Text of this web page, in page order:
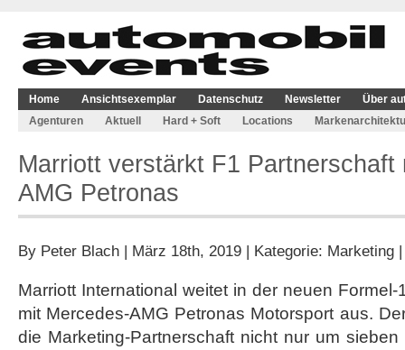
Home Ansichtsexemplar Datenschutz Newsletter
Über
Agenturen
Aktuell Hard + Soft Locations
Marriott verstärkt F1 Partnerschaft
AMG Petronas
By Peter Blach | März 18th, 2019 | Kategorie: Marketing
Marriott International weitet in der neuen
mit Mercedes-AMG Petronas Motorsport aus.
die Marketing-Partnerschaft nicht nur um